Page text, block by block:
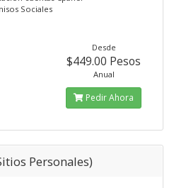
Sociales
Desde
$449.00 Pesos
Anual
Pedir Ahora
Personales)